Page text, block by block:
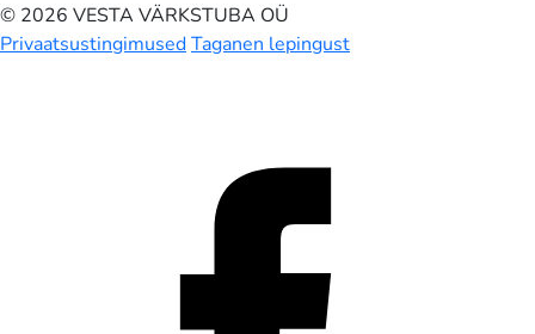
© 2026 VESTA VÄRKSTUBA OÜ
PrivaatsustingimusedTaganen lepingust